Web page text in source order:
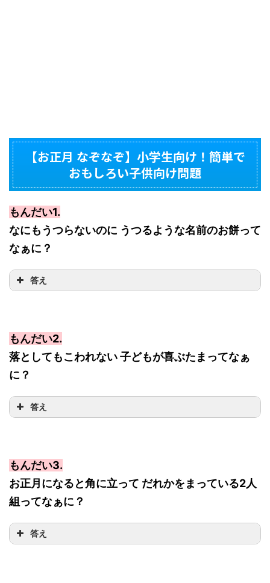
【お正月 なぞなぞ】小学生向け！簡単で
おもしろい子供向け問題
もんだい1.
なにもうつらないのに うつるような名前のお餅って
なぁに？
答え
もんだい2.
落としてもこわれない 子どもが喜ぶたまってなぁ
に？
答え
もんだい3.
お正月になると角に立って だれかをまっている2人
組ってなぁに？
答え